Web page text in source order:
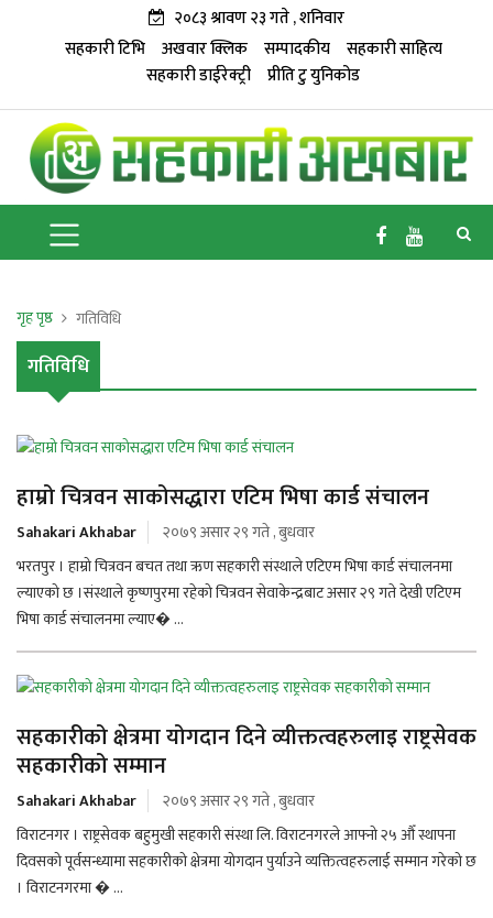
२०८३ श्रावण २३ गते , शनिवार
सहकारी टिभि
अखवार क्लिक सम्पादकीय
सहकारी साहित्य
सहकारी डाईरेक्ट्री प्रीति टु युनिकोड
गृह पृष्ठ गतिविधि
गतिविधि
हाम्रो चित्रवन साकोसद्धारा एटिम भिषा कार्ड संचालन
Sahakari Akhabar
२०७९ असार २९ गते , बुधवार
भरतपुर । हाम्रो चित्रवन बचत तथा ऋण सहकारी संस्थाले एटिएम भिषा कार्ड संचालनमा
ल्याएको छ ।संस्थाले कृष्णपुरमा रहेको चित्रवन सेवाकेन्द्रबाट असार २९ गते देखी एटिएम
भिषा कार्ड संचालनमा ल्याए� ...
सहकारीको क्षेत्रमा योगदान दिने व्यीक्तत्वहरुलाइ राष्ट्रसेवक
सहकारीको सम्मान
Sahakari Akhabar
२०७९ असार २९ गते , बुधवार
विराटनगर । राष्ट्रसेवक बहुमुखी सहकारी संस्था लि. विराटनगरले आफ्नो २५ औँ स्थापना
दिवसको पूर्वसन्ध्यामा सहकारीको क्षेत्रमा योगदान पुर्याउने व्यक्तित्वहरुलाई सम्मान गरेको छ
। विराटनगरमा � ...